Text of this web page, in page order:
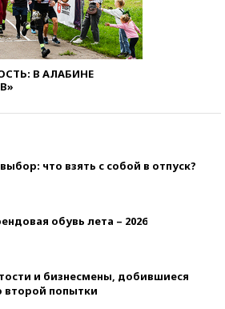
В АЛАБИНЕ
что взять с собой в отпуск?
обувь лета – 2026
и бизнесмены, добившиеся
второй попытки